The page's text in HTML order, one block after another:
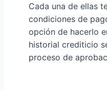
Cada una de ellas
condiciones de
opción de hacerlo
historial crediticio
proceso de